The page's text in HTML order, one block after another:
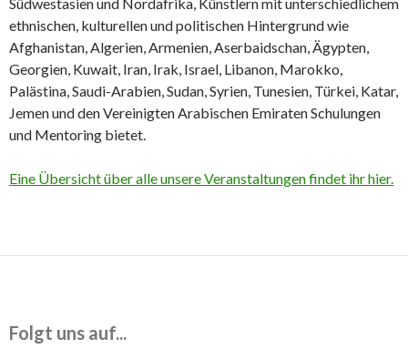
ethnischen, kulturellen und politischen Hintergrund wie
Afghanistan, Algerien, Armenien, Aserbaidschan, Ägypten,
Georgien, Kuwait, Iran, Irak, Israel, Libanon, Marokko,
Palästina, Saudi-Arabien, Sudan, Syrien, Tunesien, Türkei, Katar,
Jemen und den Vereinigten Arabischen Emiraten Schulungen
und Mentoring bietet.
Eine Übersicht über alle unsere Veranstaltungen findet ihr hier.
Folgt uns auf...